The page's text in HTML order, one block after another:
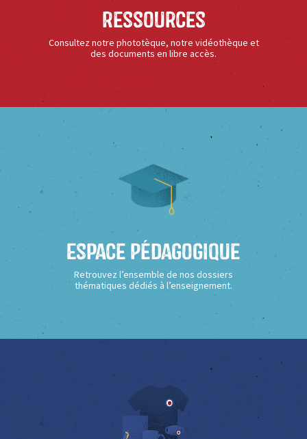
Ressources
Consultez notre phototèque, notre vidéothèque et
des documents en libre accès.
Espace Pédagogique
Retrouvez l’ensemble de nos dossiers
thématiques dédiés à l’enseignement.